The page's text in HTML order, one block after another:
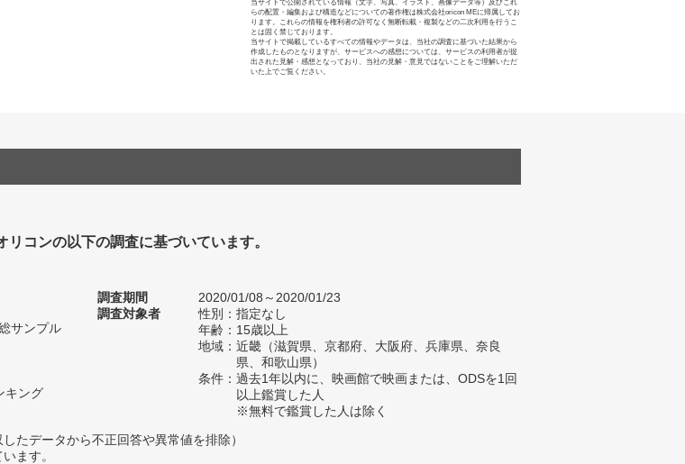
当サイトで公開されている情報（文字、写真、イラスト、画像データ等）及びこれ
らの配置・編集および構造などについての著作権は株式会社oricon MEに帰属してお
ります。これらの情報を権利者の許可なく無断転載・複製などの二次利用を行うこ
とは固く禁じております。
当サイトで掲載しているすべての情報やデータは、当社の調査に基づいた結果から
作成したものとなりますが、サービスへの感想については、サービスの利用者が提
出された見解・感想となっており、当社の見解・意見ではないことをご理解いただ
いた上でご覧ください。
コンの以下の調査に基づいています。
サンプル
キング
調査期間
2020/01/08～2020/01/23
調査対象者
性別：指定なし
年齢：15歳以上
地域：近畿（滋賀県、京都府、大阪府、兵庫県、奈良
県、和歌山県）
条件：過去1年以内に、映画館で映画または、ODSを1回
以上鑑賞した人
※無料で鑑賞した人は除く
たデータから不正回答や異常値を排除）
ます。